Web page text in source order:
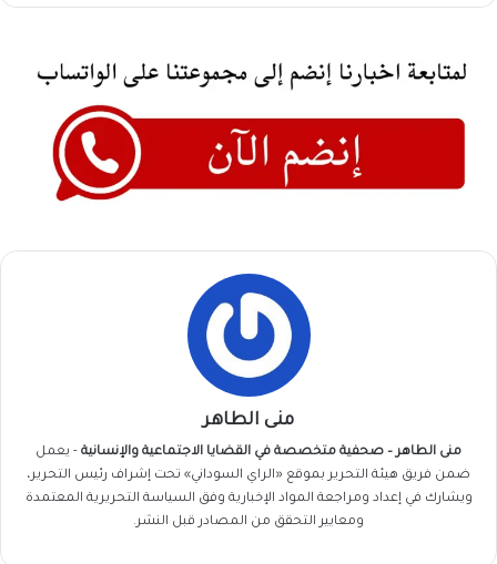
منى الطاهر
منى الطاهر – صحفية متخصصة في القضايا الاجتماعية والإنسانية - يعمل
ضمن فريق هيئة التحرير بموقع «الراي السوداني» تحت إشراف رئيس التحرير،
ويشارك في إعداد ومراجعة المواد الإخبارية وفق السياسة التحريرية المعتمدة
ومعايير التحقق من المصادر قبل النشر.